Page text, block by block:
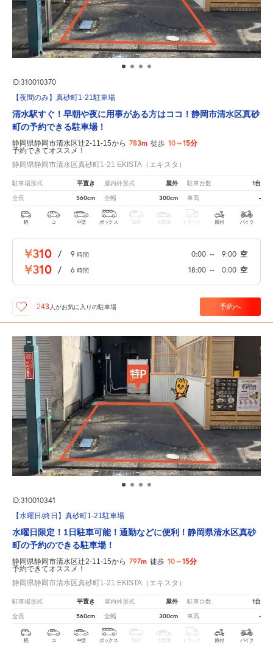
ID:310010370
【夜間のみ】真砂町1-21駐車場
清水駅すぐ！早朝や夜に用事がある方はココ！静岡市清水区真砂
町の予約できる駐車場！
静岡県静岡市清水区辻2-11-15から 783m 徒歩 10～15分
予約できてオススメ！
静岡県静岡市清水区真砂町1-21 EKISTA（エキスタ）
駐車場形式 平置き 屋内外形式 屋外 駐車台数 1台
全長 560cm 全幅 300cm 車高 -
軽 コ 中型 ボックス SUV 大型車 トラック 原付 バイク
¥310 / 9 時間 0:00 ～ 9:00 空
¥310 / 6 時間 18:00 ～ 0:00 空
243人がお気に入りの駐車場 予約へ
ID:310010341
【水曜日/終日】真砂町1-21駐車場
水曜日限定！1日駐車可能！通勤などに便利！静岡県清水区真砂
町の予約のできる駐車場！
静岡県静岡市清水区辻2-11-15から 797m 徒歩 10～15分
予約できてオススメ！
静岡県静岡市清水区真砂町1-21 EKISTA（エキスタ）
駐車場形式 平置き 屋内外形式 屋外 駐車台数 1台
全長 560cm 全幅 300cm 車高 -
軽 コ 中型 ボックス SUV 大型車 トラック 原付 バイク